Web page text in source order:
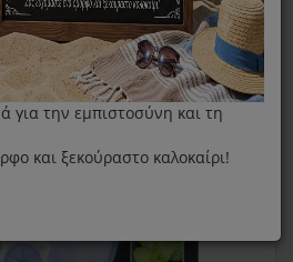
για την εμπιστοσύνη και τη
και ξεκούραστο καλοκαίρι!